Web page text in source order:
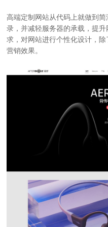
高端定制网站从代码上就做到
录，并减轻服务器的承载，提
求，对网站进行个性化设计，
营销效果。